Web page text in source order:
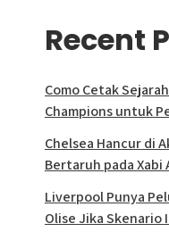
Recent
Como Cetak
Champions untuk
Chelsea Hancur di
Bertaruh pada Xabi
Liverpool Punya
Olise Jika Skenario